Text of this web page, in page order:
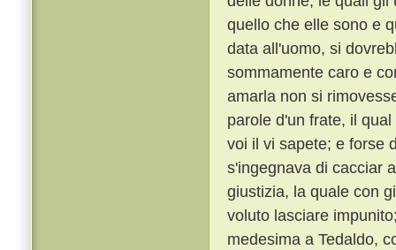
quello che elle sono e
data all'uomo, si
sommamente caro e
amarla non si
parole d'un frate, il
voi il vi sapete; e forse
s'ingegnava di cacciar
giustizia, la quale con
voluto lasciare
medesima a Tedaldo,